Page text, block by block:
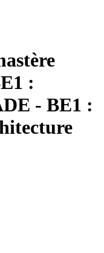
:
- BE1 :